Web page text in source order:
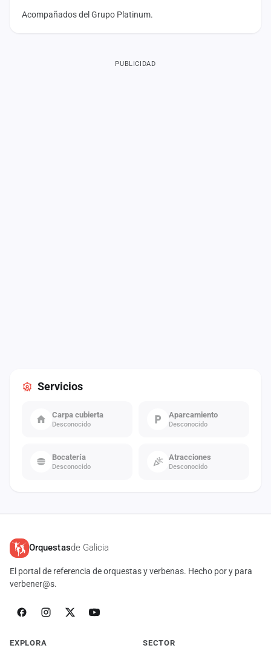
Acompañados del Grupo Platinum.
Servicios
Carpa cubierta
Desconocido
Aparcamiento
Desconocido
Bocatería
Desconocido
Atracciones
Desconocido
PUBLICIDAD
Orquestasde Galicia
El portal de referencia de orquestas y verbenas. Hecho por y para
verbener@s.
EXPLORA SECTOR